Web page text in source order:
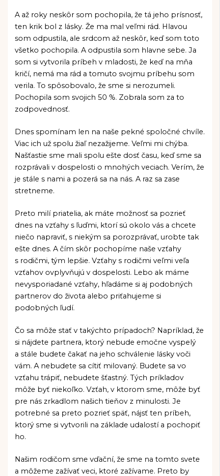
A až roky neskôr som pochopila, že tá jeho prísnosť,
ten krik bol z lásky. Že ma mal veľmi rád. Hlavou
som odpustila, ale srdcom až neskôr, keď som toto
všetko pochopila. A odpustila som hlavne sebe. Ja
som si vytvorila príbeh v mladosti, že keď na mňa
kričí, nemá ma rád a tomuto svojmu príbehu som
verila. To spôsobovalo, že sme si nerozumeli.
Pochopila som svojich 50 %. Zobrala som za to
zodpovednosť.
Dnes spomínam len na naše pekné spoločné chvíle.
Viac ich už spolu žiaľ nezažijeme. Veľmi mi chýba.
Našťastie sme mali spolu ešte dosť času, keď sme sa
rozprávali v dospelosti o mnohých veciach. Verím, že
je stále s nami a pozerá sa na nás. A raz sa zase
stretneme.
Preto milí priatelia, ak máte možnosť sa pozrieť
dnes na vzťahy s ľuďmi, ktorí sú okolo vás a chcete
niečo napraviť, s niekým sa porozprávať, urobte tak
ešte dnes. A čím skôr pochopíme naše vzťahy
s rodičmi, tým lepšie. Vzťahy s rodičmi veľmi veľa
vzťahov ovplyvňujú v dospelosti. Lebo ak máme
nevysporiadané vzťahy, hľadáme si aj podobných
partnerov do života alebo priťahujeme si
podobných ľudí.
Čo sa môže stať v takýchto prípadoch? Napríklad, že
si nájdete partnera, ktorý nebude emočne vyspelý
a stále budete čakať na jeho schválenie lásky voči
vám. A nebudete sa cítiť milovaný. Budete sa vo
vzťahu trápiť, nebudete šťastný. Tých príkladov
môže byť niekoľko. Vzťah, v ktorom sme, môže byť
pre nás zrkadlom našich tieňov z minulosti. Je
potrebné sa preto pozrieť späť, nájsť ten príbeh,
ktorý sme si vytvorili na základe udalostí a pochopiť
ho.
Našim rodičom sme vďační, že sme na tomto svete
a môžeme zažívať veci, ktoré zažívame. Preto by